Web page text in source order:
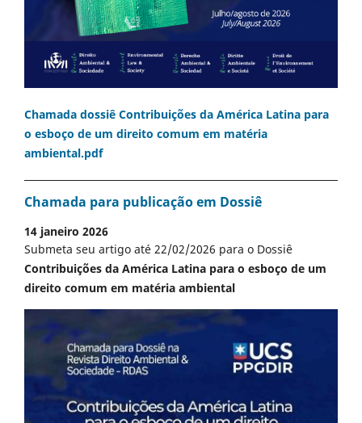
Chamada dossiê Contribuições da América Latina para
o esboço de um direito comum em matéria
ambiental.pdf
Chamada para publicação em Dossiê
14 janeiro 2026
Submeta seu artigo até 22/02/2026 para o Dossiê
Contribuições da América Latina para o esboço de um
direito comum em matéria ambiental